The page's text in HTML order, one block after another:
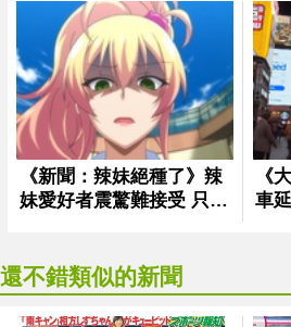
還不錯類似的新聞